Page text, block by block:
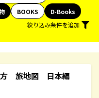
BOOKS
D-Books
絞り込み条件を追加
方 旅地図 日本編